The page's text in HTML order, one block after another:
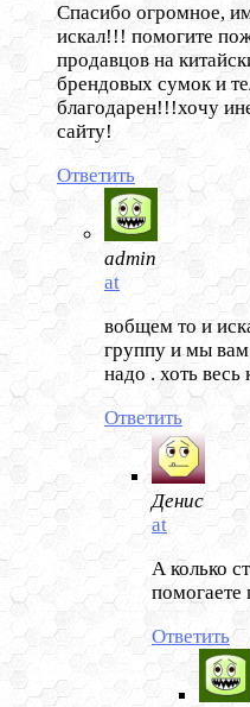
Спасибо огромное,
искал!!! помогите
продавцов на
брендовых сумок и
благодарен!!!хочу
сайту!
Ответить
admin
at
вобщем то и
группу и мы
надо . хоть весь
Ответить
Денис
at
А колько
помогаете
Ответить